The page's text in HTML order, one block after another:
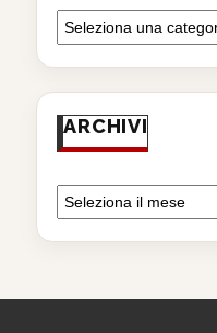
ARCHIVI